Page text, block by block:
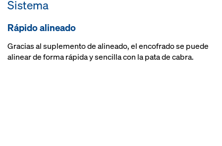
sistemas de desplazamiento, etc.
Sistema
Rápido alineado
Gracias al suplemento de alineado, el encofrado se puede
alinear de forma rápida y sencilla con la pata de cabra.